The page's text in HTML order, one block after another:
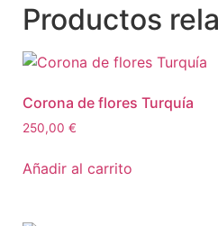
Productos
Corona de flores Turquía
250,00 €
Añadir al carrito